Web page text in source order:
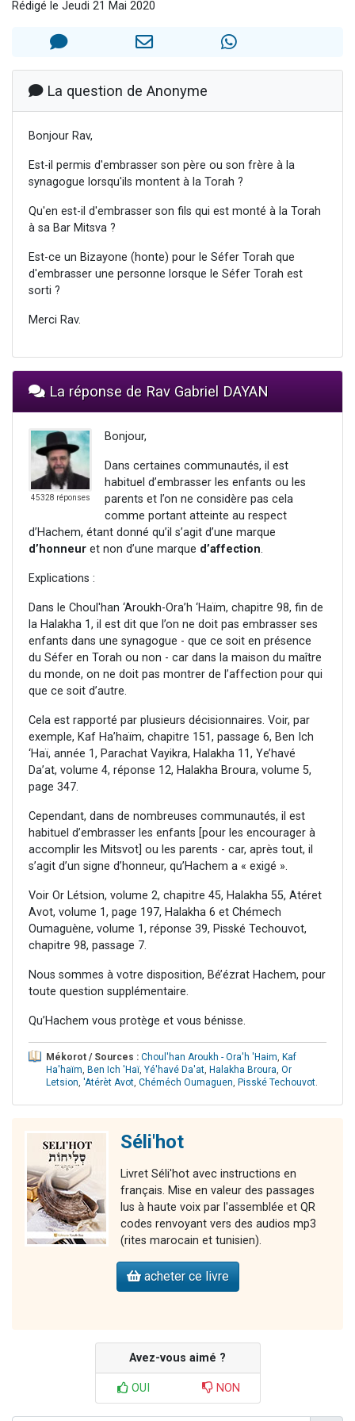
Ariel vient de donner son Maasser
Il reste 49 places pour étudier en groupe sur Zoom
6 personnes viennent de faire un don pour 5 enfants déjà orphelins risquent de perdre leur maman
3 personnes viennent de nous rejoindre sur WhatsApp
Rédigé le Jeudi 21 Mai 2020
La question de Anonyme
Bonjour Rav,
Est-il permis d'embrasser son père ou son frère à la
synagogue lorsqu'ils montent à la Torah ?
Qu'en est-il d'embrasser son fils qui est monté à la Torah
à sa Bar Mitsva ?
Est-ce un Bizayone (honte) pour le Séfer Torah que
d'embrasser une personne lorsque le Séfer Torah est
sorti ?
Merci Rav.
La réponse de Rav Gabriel DAYAN
45328 réponses
Bonjour,
Dans certaines communautés, il est
habituel d’embrasser les enfants ou les
parents et l’on ne considère pas cela
comme portant atteinte au respect
d’Hachem, étant donné qu’il s’agit d’une marque
d’honneur et non d’une marque d’affection.
Explications :
Dans le Choul'han ‘Aroukh-Ora’h ‘Haïm, chapitre 98, fin de
la Halakha 1, il est dit que l’on ne doit pas embrasser ses
enfants dans une synagogue - que ce soit en présence
du Séfer en Torah ou non - car dans la maison du maître
du monde, on ne doit pas montrer de l’affection pour qui
que ce soit d’autre.
Cela est rapporté par plusieurs décisionnaires. Voir, par
exemple, Kaf Ha’haïm, chapitre 151, passage 6, Ben Ich
‘Haï, année 1, Parachat Vayikra, Halakha 11, Ye’havé
Da’at, volume 4, réponse 12, Halakha Broura, volume 5,
page 347.
Cependant, dans de nombreuses communautés, il est
habituel d’embrasser les enfants [pour les encourager à
accomplir les Mitsvot] ou les parents - car, après tout, il
s’agit d’un signe d’honneur, qu’Hachem a « exigé ».
Voir Or Létsion, volume 2, chapitre 45, Halakha 55, Atéret
Avot, volume 1, page 197, Halakha 6 et Chémech
Oumaguène, volume 1, réponse 39, Pisské Techouvot,
chapitre 98, passage 7.
Nous sommes à votre disposition, Bé’ézrat Hachem, pour
toute question supplémentaire.
Qu’Hachem vous protège et vous bénisse.
Mékorot / Sources : Choul'han Aroukh - Ora'h 'Haim, Kaf
Ha'haïm, Ben Ich 'Haï, Yé'havé Da'at, Halakha Broura, Or
Letsion, 'Atérèt Avot, Chéméch Oumaguen, Pisské Techouvot.
Séli'hot
Livret Séli'hot avec instructions en
français. Mise en valeur des passages
lus à haute voix par l'assemblée et QR
codes renvoyant vers des audios mp3
(rites marocain et tunisien).
acheter ce livre
Avez-vous aimé ?
OUI NON